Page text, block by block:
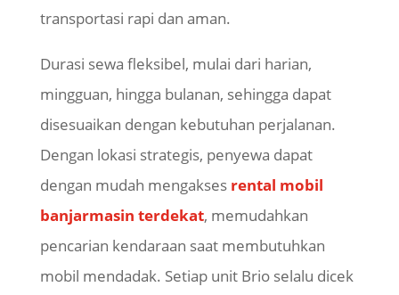
transportasi rapi dan aman.
Durasi sewa fleksibel, mulai dari harian,
mingguan, hingga bulanan, sehingga dapat
disesuaikan dengan kebutuhan perjalanan.
Dengan lokasi strategis, penyewa dapat
dengan mudah mengakses rental mobil
banjarmasin terdekat, memudahkan
pencarian kendaraan saat membutuhkan
mobil mendadak. Setiap unit Brio selalu dicek